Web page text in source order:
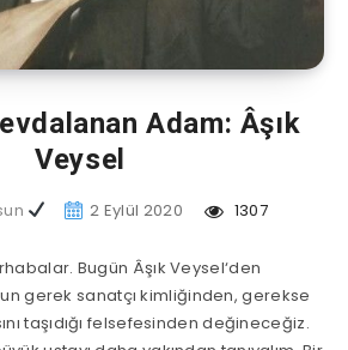
Adam: Âşık
Veysel
2 Eylül 2020 1307
Bugün Âşık Veysel‘den
gerek sanatçı kimliğinden, gerekse
taşıdığı felsefesinden değineceğiz.